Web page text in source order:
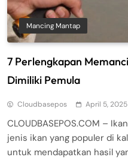
Mancing Mantap
7 Perlengkapan
Dimiliki Pemula
Cloudbasepos April 5, 2025
CLOUDBASEPOS.COM –
jenis ikan yang populer di
untuk mendapatkan hasil